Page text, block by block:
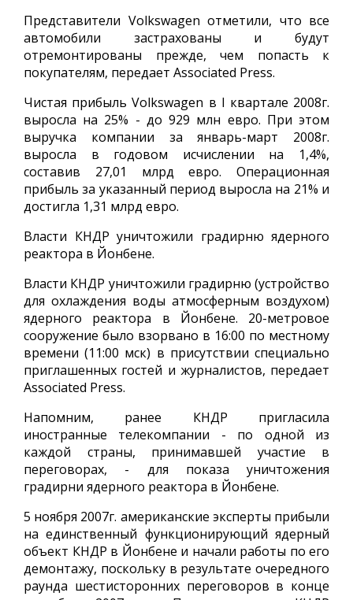
Представители Volkswagen отметили, что все
автомобили застрахованы и будут
отремонтированы прежде, чем попасть к
покупателям, передает Associated Press.
Чистая прибыль Volkswagen в I квартале 2008г.
выросла на 25% - до 929 млн евро. При этом
выручка компании за январь-март 2008г.
выросла в годовом исчислении на 1,4%,
составив 27,01 млрд евро. Операционная
прибыль за указанный период выросла на 21% и
достигла 1,31 млрд евро.
Власти КНДР уничтожили градирню ядерного
реактора в Йонбене.
Власти КНДР уничтожили градирню (устройство
для охлаждения воды атмосферным воздухом)
ядерного реактора в Йонбене. 20-метровое
сооружение было взорвано в 16:00 по местному
времени (11:00 мск) в присутствии специально
приглашенных гостей и журналистов, передает
Associated Press.
Напомним, ранее КНДР пригласила
иностранные телекомпании - по одной из
каждой страны, принимавшей участие в
переговорах, - для показа уничтожения
градирни ядерного реактора в Йонбене.
5 ноября 2007г. американские эксперты прибыли
на единственный функционирующий ядерный
объект КНДР в Йонбене и начали работы по его
демонтажу, поскольку в результате очередного
раунда шестисторонних переговоров в конце